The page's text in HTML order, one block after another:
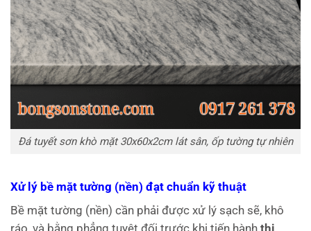
Đá tuyết sơn khò mặt 30x60x2cm lát sân, ốp tường tự nhiên
Xử lý bề mặt tường (nền) đạt chuẩn kỹ thuật
Bề mặt tường (nền) cần phải được xử lý sạch sẽ, khô